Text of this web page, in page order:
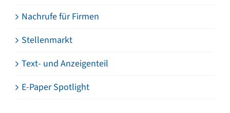
Nachrufe für Firmen
Stellenmarkt
Text- und Anzeigenteil
E-Paper Spotlight